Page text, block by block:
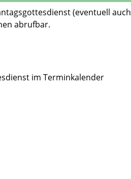
(eventuell
abrufbar.
im Terminkalender